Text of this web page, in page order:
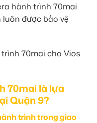
hành trình 70mai
được bảo vệ
70mai là lựa
Quận 9?
trình trong giao